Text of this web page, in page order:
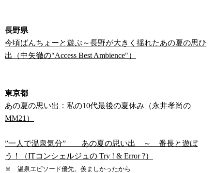
長野県
今頃ばんちょーと遊ぶ～長野が大きく揺れたあの夏の思ひ
出（中矢徹の"Access Best Ambience"）
東京都
あの夏の思い出：私の10代最後の夏休み（永井孝尚の
MM21）
”一人で温泉気分” あの夏の思い出 ～ 番長と遊ぼ
う！（ITコンシェルジュの Try ! & Error ?）
※ 温泉エピソード優先。羨ましかったから